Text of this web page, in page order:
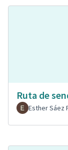
Ruta de
Esther Sáez